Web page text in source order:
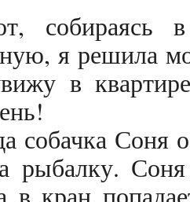
собираясь
я решила
в
собачка Соня
рыбалку.